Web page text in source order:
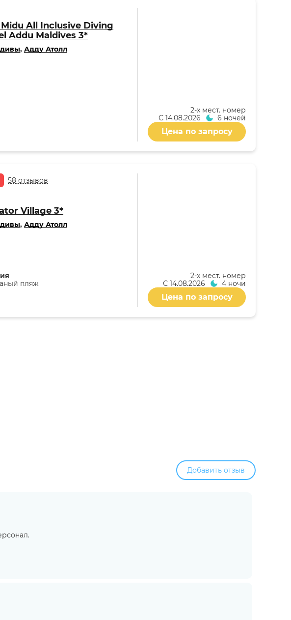
Midu All Inclusive Diving
Addu Maldives 3*
, Адду Атолл
2-x мест. номер
С 14.08.2026 6 ночей
Цена по запросу
58 отзывов
Village 3*
, Адду Атолл
пляж
2-x мест. номер
С 14.08.2026 4 ночи
Цена по запросу
Добавить отзыв